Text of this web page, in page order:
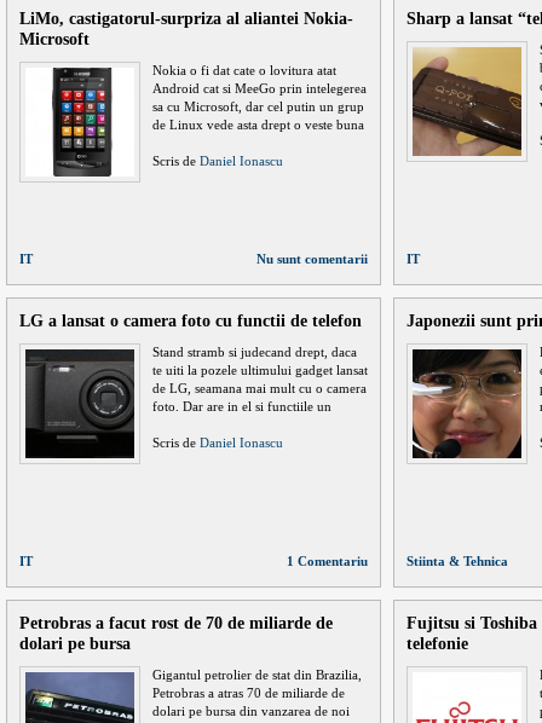
LiMo, castigatorul-surpriza al aliantei Nokia-
Microsoft
Nokia o fi dat cate o lovitura atat
Android cat si MeeGo prin intelegerea
sa cu Microsoft, dar cel putin un grup
de Linux vede asta drept o veste buna
Scris de Daniel Ionascu
IT Nu sunt comentarii
Sharp a lansat
IT
LG a lansat o camera foto cu functii de telefon
Stand stramb si judecand drept, daca
te uiti la pozele ultimului gadget lansat
de LG, seamana mai mult cu o camera
foto. Dar are in el si functiile un
Scris de Daniel Ionascu
IT 1 Comentariu
Japonezii sunt
Stiinta & Tehnica
Petrobras a facut rost de 70 de miliarde de
dolari pe bursa
Gigantul petrolier de stat din Brazilia,
Petrobras a atras 70 de miliarde de
dolari pe bursa din vanzarea de noi
Fujitsu si
telefonie